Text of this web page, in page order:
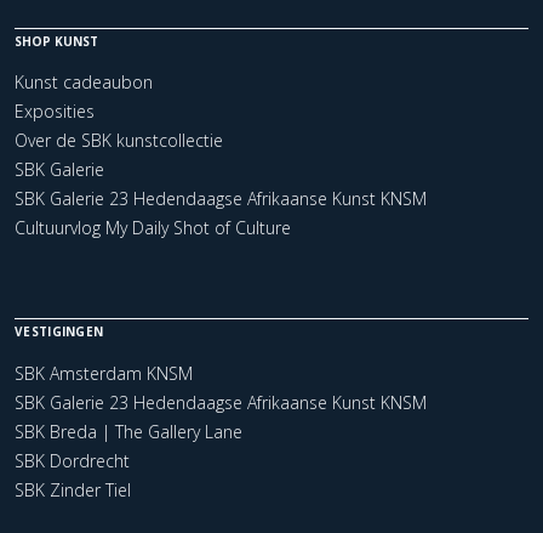
SHOP KUNST
Kunst cadeaubon
Exposities
Over de SBK kunstcollectie
SBK Galerie
SBK Galerie 23 Hedendaagse Afrikaanse Kunst KNSM
Cultuurvlog My Daily Shot of Culture
VESTIGINGEN
SBK Amsterdam KNSM
SBK Galerie 23 Hedendaagse Afrikaanse Kunst KNSM
SBK Breda | The Gallery Lane
SBK Dordrecht
SBK Zinder Tiel